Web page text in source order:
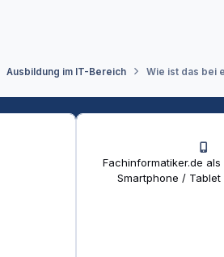
Ausbildung im IT-Bereich Wie ist das bei
Fachinformatiker.de als
Smartphone / Tablet